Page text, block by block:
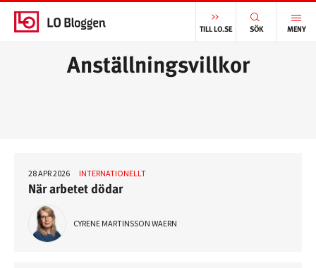
TILL LO.SE SÖK MENY
START/
Anställningsvillkor
28 APR 2026 INTERNATIONELLT
När arbetet dödar
CYRENE MARTINSSON WAERN